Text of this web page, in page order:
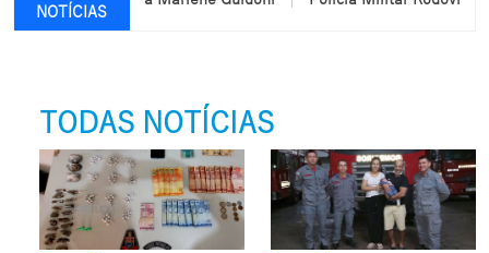
NOTÍCIAS
TODAS NOTÍCIAS